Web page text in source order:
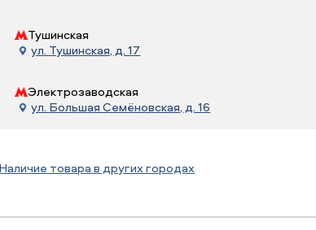
Тушинская
ул. Тушинская, д. 17
Электрозаводская
ул. Большая Семёновская, д. 16
Наличие товара в других городах